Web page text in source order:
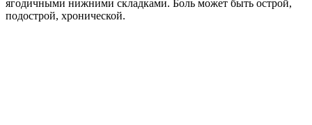
ягодичными нижними складками. Боль может быть острой,
подострой, хронической.